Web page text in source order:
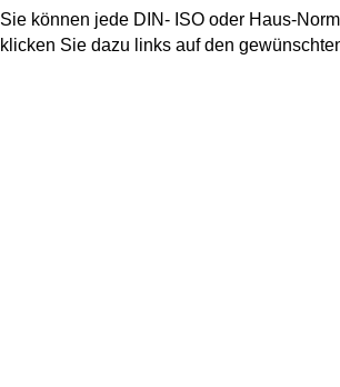
Sie können jede DIN- ISO oder Haus-
klicken Sie dazu links auf den